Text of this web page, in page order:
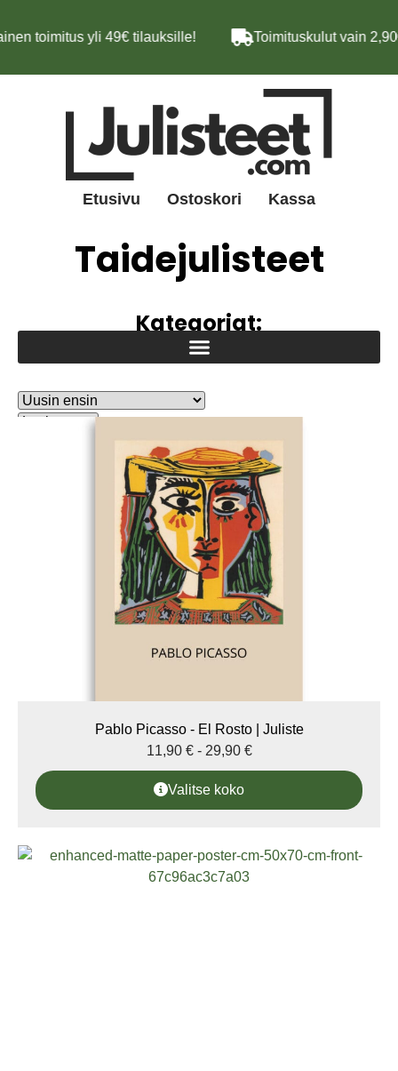
toimitus yli 49€ tilauksille! Toimituskulut vain 2,90€
Etusivu Ostoskori Kassa
Taidejulisteet
Kategoriat:
Pablo Picasso - El Rosto | Juliste
11,90 € - 29,90 €
Valitse koko